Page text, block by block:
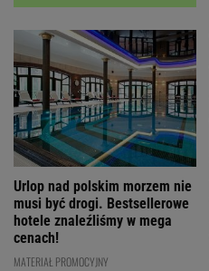
Urlop nad polskim morzem nie
musi być drogi. Bestsellerowe
hotele znaleźliśmy w mega
cenach!
MATERIAŁ PROMOCYJNY